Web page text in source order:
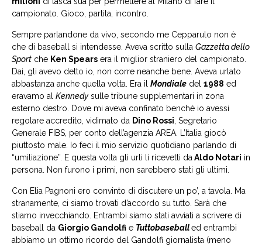
campionato. Gioco, partita, incontro.
Sempre parlandone da vivo, secondo me Cepparulo non è
che di baseball si intendesse. Aveva scritto sulla Gazzetta dello
Sport che Ken Spears era il miglior straniero del campionato.
Dai, gli avevo detto io, non corre neanche bene. Aveva urlato
abbastanza anche quella volta. Era il Mondiale del 1988 ed
eravamo al Kennedy sulle tribune supplementari in zona
esterno destro. Dove mi aveva confinato benché io avessi
regolare accredito, vidimato da Dino Rossi , Segretario
Generale FIBS, per conto dell’agenzia AREA. L’Italia giocò
piuttosto male. Io feci il mio servizio quotidiano parlando di
“umiliazione”. E questa volta gli urli li ricevetti da Aldo Notari in
persona. Non furono i primi, non sarebbero stati gli ultimi.
Con Elia Pagnoni ero convinto di discutere un po’, a tavola. Ma
stranamente, ci siamo trovati d’accordo su tutto. Sarà che
stiamo invecchiando. Entrambi siamo stati avviati a scrivere di
baseball da Giorgio Gandolfi e Tuttobaseballed entrambi
abbiamo un ottimo ricordo del Gandolfi giornalista (meno